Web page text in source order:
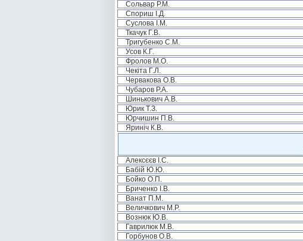
Сольвар Р.М.
Спориш І.Д.
Суслова І.М.
Ткачук Г.В.
Тригубенко С.М.
Усов К.Г.
Фролов М.О.
Чекіта Г.Л.
Червакова О.В.
Чубаров Р.А.
Шинькович А.В.
Юрик Т.З.
Юрчишин П.В.
Яриніч К.В.
Алексєєв І.С.
Бабій Ю.Ю.
Бойко О.П.
Бриченко І.В.
Ванат П.М.
Величкович М.Р.
Вознюк Ю.В.
Гаврилюк М.В.
Горбунов О.В.